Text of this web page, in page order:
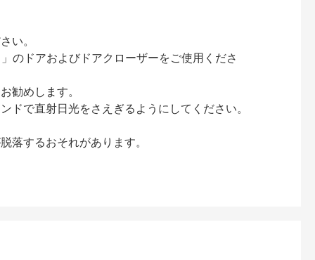
い。
のドアおよびドアクローザーをご使用くださ
勧めします。
で直射日光をさえぎるようにしてください。
するおそれがあります。